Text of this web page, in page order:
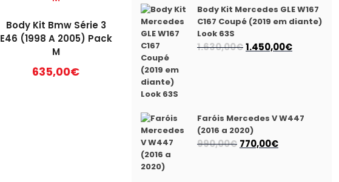
Body Kit Bmw Série 3
E46 (1998 A 2005) Pack
M
635,00€
1.175,00€. 1.040,00€.
Body Kit Mercedes GLE W167
C167 Coupé (2019 em diante)
Look 63S
1.630,00€O
1.450,00€O
Faróis Mercedes V W447
(2016 a 2020)
990,00€ O
770,00€O